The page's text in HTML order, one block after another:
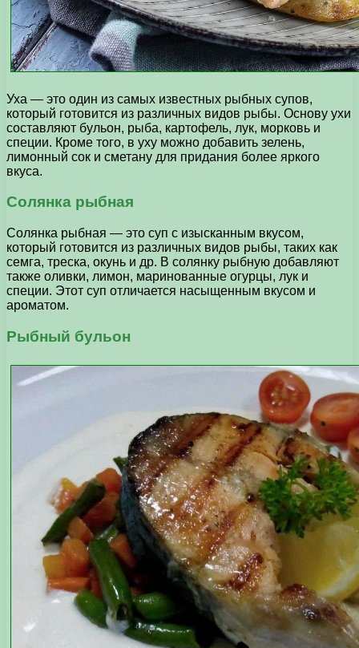
Уха — это один из самых известных рыбных супов,
который готовится из различных видов рыбы. Основу ухи
составляют бульон, рыба, картофель, лук, морковь и
специи. Кроме того, в уху можно добавить зелень,
лимонный сок и сметану для придания более яркого
вкуса.
Солянка рыбная
Солянка рыбная — это суп с изысканным вкусом,
который готовится из различных видов рыбы, таких как
семга, треска, окунь и др. В солянку рыбную добавляют
также оливки, лимон, маринованные огурцы, лук и
специи. Этот суп отличается насыщенным вкусом и
ароматом.
Рыбный бульон